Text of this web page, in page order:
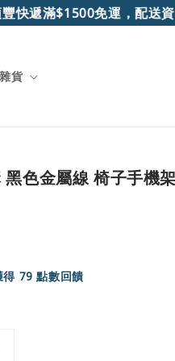
快遞滿$1500免運，配送資
貨
色金屬線 椅子手機
79 點數回饋